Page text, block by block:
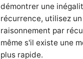
démontrer une
récurrence, utilisez un
raisonnement par
même s'il existe une
plus rapide.